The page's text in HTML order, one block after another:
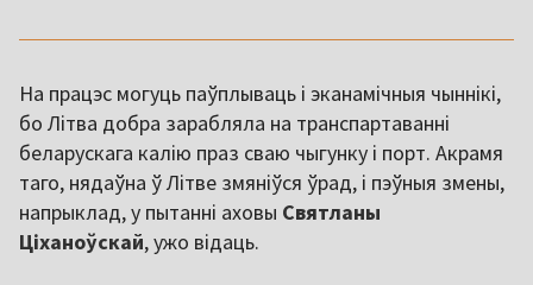
На працэс могуць паўплываць і эканамічныя чыннікі,
бо Літва добра зарабляла на транспартаванні
беларускага калію праз сваю чыгунку і порт. Акрамя
таго, нядаўна ў Літве змяніўся ўрад, і пэўныя змены,
напрыклад, у пытанні аховы Святланы
Ціханоўскай, ужо відаць.